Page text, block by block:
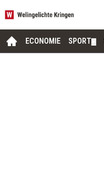
ECONOMIE SPORT